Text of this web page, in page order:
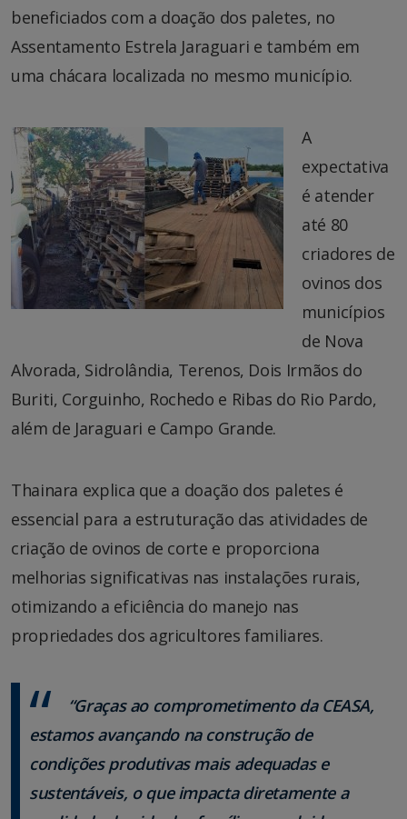
beneficiados com a doação dos paletes, no
Assentamento Estrela Jaraguari e também em
uma chácara localizada no mesmo município.
A
expectativa
é atender
até 80
criadores de
ovinos dos
municípios
de Nova
Alvorada, Sidrolândia, Terenos, Dois Irmãos do
Buriti, Corguinho, Rochedo e Ribas do Rio Pardo,
além de Jaraguari e Campo Grande.
Thainara explica que a doação dos paletes é
essencial para a estruturação das atividades de
criação de ovinos de corte e proporciona
melhorias significativas nas instalações rurais,
otimizando a eficiência do manejo nas
propriedades dos agricultores familiares.
“Graças ao comprometimento da CEASA,
estamos avançando na construção de
condições produtivas mais adequadas e
sustentáveis, o que impacta diretamente a